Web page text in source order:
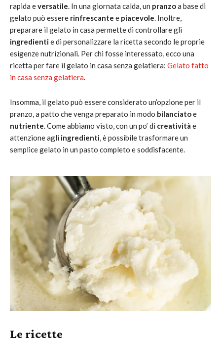
rapida eversatile. In una giornata calda, un pranzoa base di
gelato può essere rinfrescante e piacevole. Inoltre,
preparare il gelato in casa permette di controllare gli
ingredientie di personalizzare la ricetta secondo le proprie
esigenze nutrizionali. Per chi fosse interessato, ecco una
ricetta per fare il gelato in casa senza gelatiera: Gelato fatto
in casa senza gelatiera.
Insomma, il gelato può essere considerato un’opzione per il
pranzo, a patto che venga preparato in modo bilanciatoe
nutriente. Come abbiamo visto, con un po’ di creatività e
attenzione agli ingredienti, è possibile trasformare un
semplice gelato in un pasto completo e soddisfacente.
Le ricette